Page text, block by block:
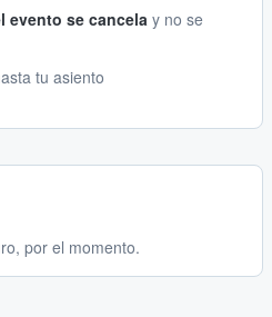
evento se cancela y no se
tu asiento
por el momento.